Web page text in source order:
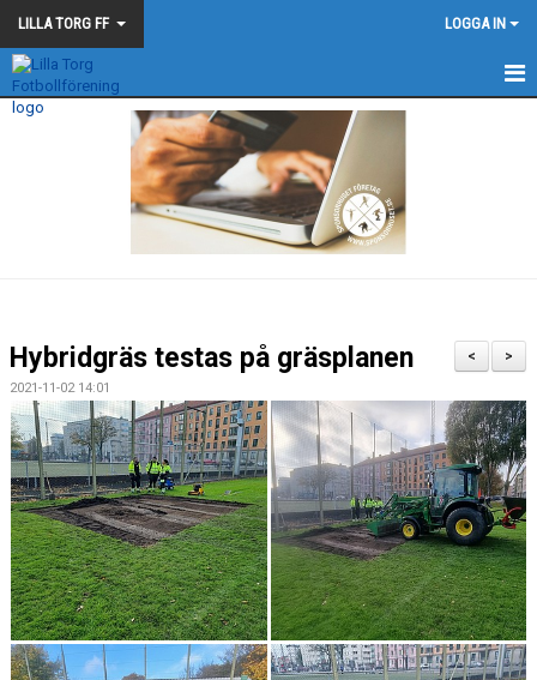
LILLA TORG FF LOGGA IN
LILLA TORG FF
>
<
Hybridgräs testas på gräsplanen
2021-11-02 14:01